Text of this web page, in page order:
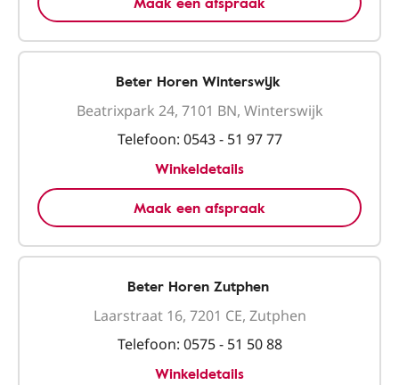
Beter Horen Winterswijk
Beatrixpark 24, 7101 BN, Winterswijk
Telefoon: 0543 - 51 97 77
Winkeldetails
Maak een afspraak
Beter Horen Zutphen
Laarstraat 16, 7201 CE, Zutphen
Telefoon: 0575 - 51 50 88
Winkeldetails